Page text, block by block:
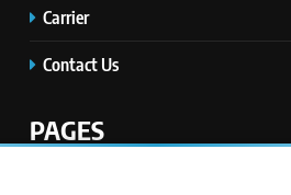
Carrier
Contact Us
PAGES